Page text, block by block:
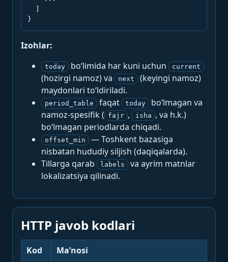
}
Izohlar:
today bo‘limida har kuni uchun current
(hozirgi namoz) va next
(keyingi namoz)
maydonlari to‘ldiriladi.
period_table faqat today
bo‘lmagan va
namoz-spesifik ( fajr , isha , va h.k.)
bo‘lmagan periodlarda chiqadi.
offset_min
— Toshkent bazasiga
nisbatan hududiy siljish (daqiqalarda).
Tillarga qarab
labels
va ayrim matnlar
lokalizatsiya qilinadi.
HTTP javob kodlari
Kod Ma’nosi